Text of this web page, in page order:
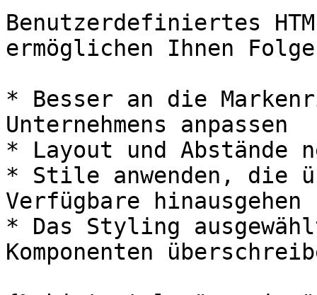
Benutzerdefiniertes
ermöglichen Ihnen
* Besser an die
Unternehmens anpassen
* Layout und Abstände
* Stile anwenden, die
Verfügbare hinausgehen
* Das Styling
Komponenten